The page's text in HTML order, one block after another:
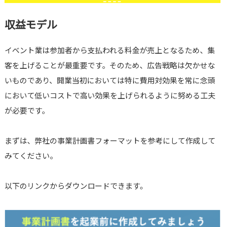
収益モデル
イベント業は参加者から支払われる料金が売上となるため、集
客を上げることが最重要です。そのため、広告戦略は欠かせな
いものであり、開業当初においては特に費用対効果を常に念頭
において低いコストで高い効果を上げられるように努める工夫
が必要です。
まずは、弊社の事業計画書フォーマットを参考にして作成して
みてください。
以下のリンクからダウンロードできます。